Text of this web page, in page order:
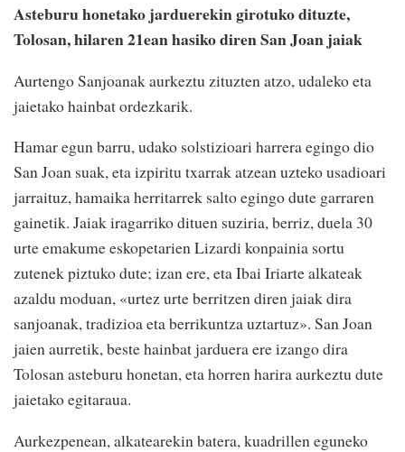
Asteburu honetako jarduerekin girotuko dituzte,
Tolosan, hilaren 21ean hasiko diren San Joan jaiak
Aurtengo Sanjoanak aurkeztu zituzten atzo, udaleko eta
jaietako hainbat ordezkarik.
Hamar egun barru, udako solstizioari harrera egingo dio
San Joan suak, eta izpiritu txarrak atzean uzteko usadioari
jarraituz, hamaika herritarrek salto egingo dute garraren
gainetik. Jaiak iragarriko dituen suziria, berriz, duela 30
urte emakume eskopetarien Lizardi konpainia sortu
zutenek piztuko dute; izan ere, eta Ibai Iriarte alkateak
azaldu moduan, «urtez urte berritzen diren jaiak dira
sanjoanak, tradizioa eta berrikuntza uztartuz». San Joan
jaien aurretik, beste hainbat jarduera ere izango dira
Tolosan asteburu honetan, eta horren harira aurkeztu dute
jaietako egitaraua.
Aurkezpenean, alkatearekin batera, kuadrillen eguneko